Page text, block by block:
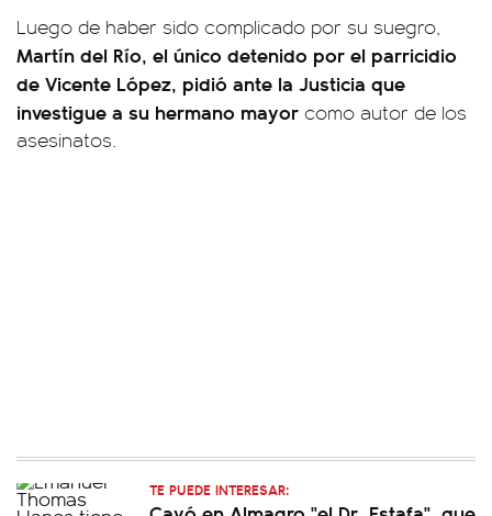
Luego de haber sido complicado por su suegro,
Martín del Río, el único detenido por el parricidio
de Vicente López, pidió ante la Justicia que
investigue a su hermano mayor como autor de los
asesinatos.
TE PUEDE INTERESAR: